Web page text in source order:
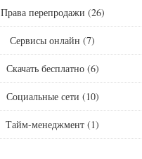
Права перепродажи (26)
Сервисы онлайн (7)
Скачать бесплатно(6)
Социальные сети (10)
Тайм-менеджмент (1)